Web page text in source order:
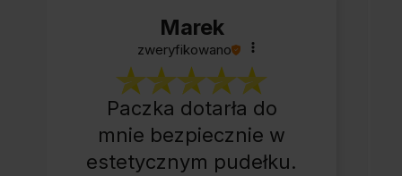
Marek
zweryfikowano
Paczka dotarła do
mnie bezpiecznie w
estetycznym pudełku.